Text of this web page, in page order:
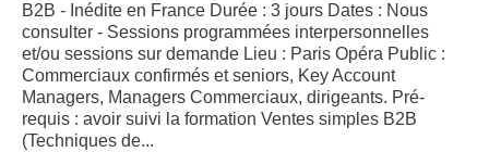
B2B - Inédite en France Durée : 3 jours Dates : Nous
consulter - Sessions programmées interpersonnelles
et/ou sessions sur demande Lieu : Paris Opéra Public :
Commerciaux confirmés et seniors, Key Account
Managers, Managers Commerciaux, dirigeants. Pré-
requis : avoir suivi la formation Ventes simples B2B
(Techniques de...